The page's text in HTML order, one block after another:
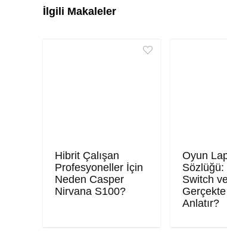
İlgili Makaleler
Hibrit Çalışan
Profesyoneller İçin
Neden Casper
Nirvana S100?
Oyun
Sözlüğü:
Switch
Anlatır?